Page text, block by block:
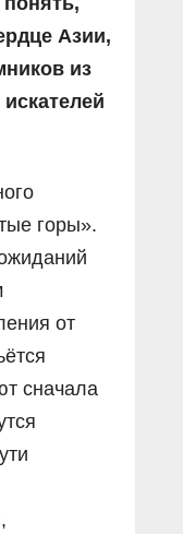
Азии,
из
горы».
от
сначала